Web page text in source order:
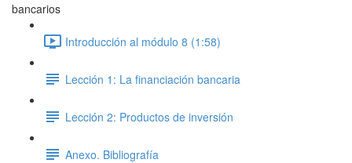
bancarios
Introducción al módulo 8 (1:58)
Lección 1: La financiación bancaria
Lección 2: Productos de inversión
Anexo. Bibliografía